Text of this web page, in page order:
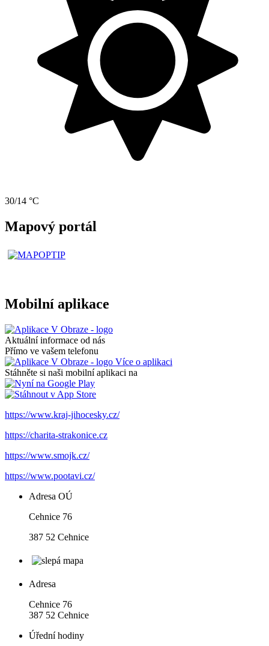
30/14 °C
Mapový portál
Mobilní aplikace
Aktuální informace od nás
Přímo ve vašem telefonu
Více o aplikaci
Stáhněte si naši mobilní aplikaci na
https://www.kraj-jihocesky.cz/
https://charita-strakonice.cz
https://www.smojk.cz/
https://www.pootavi.cz/
Adresa OÚ
Cehnice 76
387 52 Cehnice
Adresa
Cehnice 76
387 52 Cehnice
Úřední hodiny